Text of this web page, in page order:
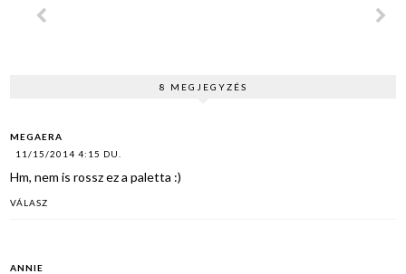
8 MEGJEGYZÉS
MEGAERA
11/15/2014 4:15 DU.
Hm, nem is rossz ez a paletta :)
VÁLASZ
ANNIE